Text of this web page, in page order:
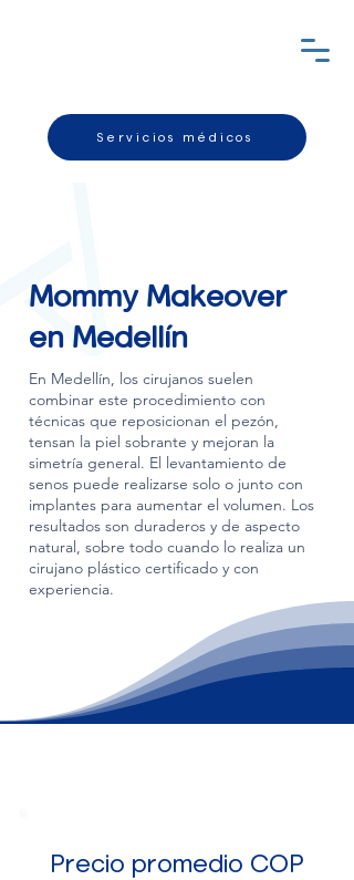
Servicios médicos
Mommy Makeover
en Medellín
En Medellín, los cirujanos suelen
combinar este procedimiento con
técnicas que reposicionan el pezón,
tensan la piel sobrante y mejoran la
simetría general. El levantamiento de
senos puede realizarse solo o junto con
implantes para aumentar el volumen. Los
resultados son duraderos y de aspecto
natural, sobre todo cuando lo realiza un
cirujano plástico certificado y con
experiencia.
Precio promedio COP